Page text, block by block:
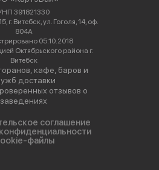
391821330
г. Витебск, ул. Гоголя, 14, оф.
804А
05.10.2018
Октябрьского района г.
Витебск
кафе, баров и
доставки
отзывов о
заведениях
соглашение
файлы